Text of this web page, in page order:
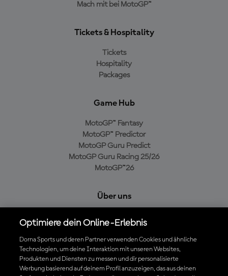
Mach mit bei MotoGP™
Tickets & Hospitality
Tickets
Hospitality
Packages
Game Hub
MotoGP™ Fantasy
MotoGP™ Predictor
MotoGP Guru Predict
MotoGP Guru Racing 25/26
MotoGP™26
Über uns
Cookie-Richtlinien
Geschäftsbedingungen
Datenschutzrichtlinien
Kaufrichtlinie
Optimiere dein Online-Erlebnis
Dorna Sports und deren Partner verwenden Cookies und ähnliche
Technologien, um deine Interaktion mit unseren Websites,
Produkten und Diensten zu messen und dir personalisierte
Werbung basierend auf deinem Profil anzuzeigen, das aus deinen